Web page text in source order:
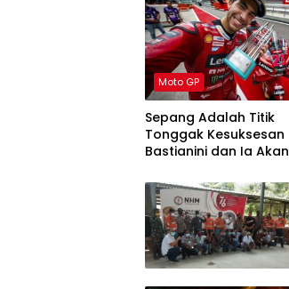
Moto GP
Sepang Adalah Titik
Tonggak Kesuksesan
Bastianini dan Ia Akan
2024